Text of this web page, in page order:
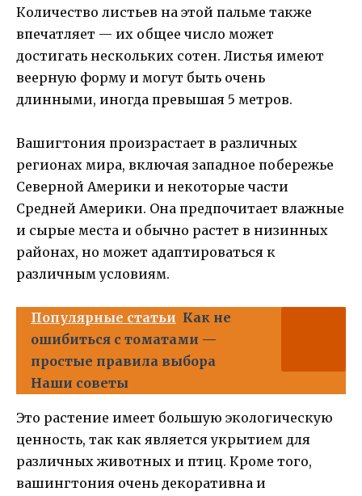
Количество листьев на этой пальме также
впечатляет — их общее число может
достигать нескольких сотен. Листья имеют
веерную форму и могут быть очень
длинными, иногда превышая 5 метров.
Вашигтония произрастает в различных
регионах мира, включая западное побережье
Северной Америки и некоторые части
Средней Америки. Она предпочитает влажные
и сырые места и обычно растет в низинных
районах, но может адаптироваться к
различным условиям.
Популярные статьи Как не
ошибиться с томатами —
простые правила выбора
Наши советы
Это растение имеет большую экологическую
ценность, так как является укрытием для
различных животных и птиц. Кроме того,
вашингтония очень декоративна и